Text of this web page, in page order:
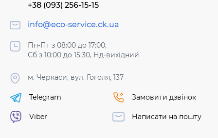
+38 (093) 256-15-15
info@eco-service.ck.ua
Пн-Пт з 08:00 до 17:00,
Сб з 10:00 до 15:30, Нд-вихідний
м. Черкаси, вул. Гоголя, 137
Telegram
Viber
Замовити дзвінок
Написати на пошту